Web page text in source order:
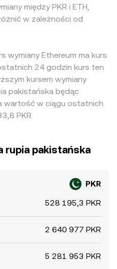
między PKR i ETH,
w zależności od
wymiany Ethereum ma kurs
24 godzin kurs ten
kursem wymiany
pakistańska będąc
wartość w ciągu ostatnich
PKR.
rupia pakistańska
PKR
528 195,3 PKR
2 640 977 PKR
5 281 953 PKR